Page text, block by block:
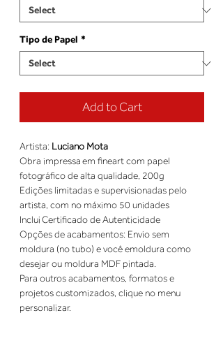
Tipo de Papel *
Add to Cart
Artista: Luciano Mota
Obra impressa em fineart com papel
fotográfico de alta qualidade, 200g
Edições limitadas e supervisionadas pelo
artista, com no máximo 50 unidades
Inclui Certificado de Autenticidade
Opções de acabamentos: Envio sem
moldura (no tubo) e você emoldura como
desejar ou moldura MDF pintada.
Para outros acabamentos, formatos e
projetos customizados, clique no menu
personalizar.